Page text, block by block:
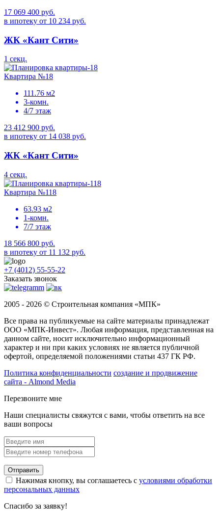
17 069 400 руб.
в ипотеку от 10 234 руб.
ЖК «Кант Сити»
1 секц.
Квартира №18
111.76 м2
3-комн.
4/7 этаж
23 412 900 руб.
в ипотеку от 14 038 руб.
ЖК «Кант Сити»
4 секц.
Квартира №118
63.93 м2
1-комн.
7/7 этаж
18 566 800 руб.
в ипотеку от 11 132 руб.
+7 (4012) 55-55-22
Заказать звонок
2005 - 2026 © Строительная компания «МПК»
Все права на публикуемые на сайте материалы принадлежат
ООО «МПК-Инвест». Любая информация, представленная на
данном сайте, носит исключительно информационный
характер и ни при каких условиях не является публичной
офертой, определяемой положениями статьи 437 ГК РФ.
Политика конфиденциальности создание и продвижение
сайта - Almond Media
Перезвоните мне
Наши специалисты свяжутся с вами, чтобы ответить на все
ваши вопросы
Отправить
Нажимая кнопку, вы соглашаетесь с условиями обработки
персональных данных
Спасибо за заявку!